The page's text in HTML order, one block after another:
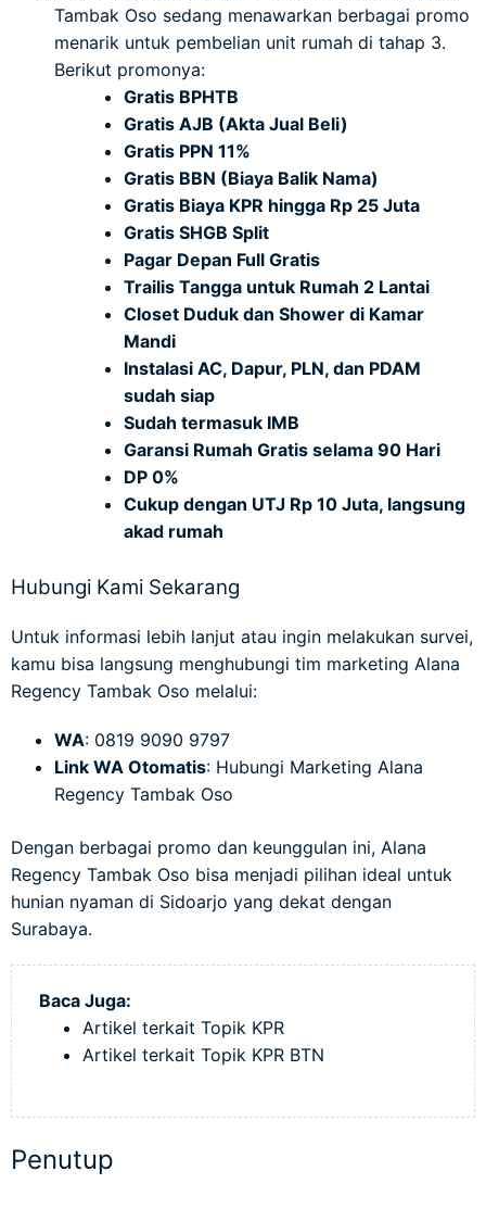
Tambak Oso sedang menawarkan berbagai promo
menarik untuk pembelian unit rumah di tahap 3.
Berikut promonya:
Gratis BPHTB
Gratis AJB (Akta Jual Beli)
Gratis PPN 11%
Gratis BBN (Biaya Balik Nama)
Gratis Biaya KPR hingga Rp 25 Juta
Gratis SHGB Split
Pagar Depan Full Gratis
Trailis Tangga untuk Rumah 2 Lantai
Closet Duduk dan Shower di Kamar
Mandi
Instalasi AC, Dapur, PLN, dan PDAM
sudah siap
Sudah termasuk IMB
Garansi Rumah Gratis selama 90 Hari
DP 0%
Cukup dengan UTJ Rp 10 Juta, langsung
akad rumah
Hubungi Kami Sekarang
Untuk informasi lebih lanjut atau ingin melakukan survei,
kamu bisa langsung menghubungi tim marketing Alana
Regency Tambak Oso melalui:
WA: 0819 9090 9797
Link WA Otomatis: Hubungi Marketing Alana
Regency Tambak Oso
Dengan berbagai promo dan keunggulan ini, Alana
Regency Tambak Oso bisa menjadi pilihan ideal untuk
hunian nyaman di Sidoarjo yang dekat dengan
Surabaya.
Baca Juga:
Artikel terkait Topik KPR
Artikel terkait Topik KPR BTN
Penutup